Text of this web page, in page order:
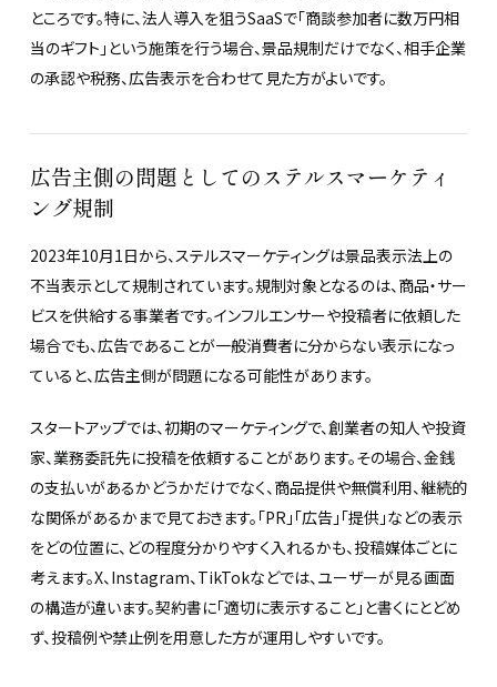
ところです。特に、法人導入を狙うSaaSで「商談参加者に数万円相
当のギフト」という施策を行う場合、景品規制だけでなく、相手企業
の承認や税務、広告表示を合わせて見た方がよいです。
広告主側の問題としてのステルスマーケティ
ング規制
2023年10月1日から、ステルスマーケティングは景品表示法上の
不当表示として規制されています。規制対象となるのは、商品・サー
ビスを供給する事業者です。インフルエンサーや投稿者に依頼した
場合でも、広告であることが一般消費者に分からない表示になっ
ていると、広告主側が問題になる可能性があります。
スタートアップでは、初期のマーケティングで、創業者の知人や投資
家、業務委託先に投稿を依頼することがあります。その場合、金銭
の支払いがあるかどうかだけでなく、商品提供や無償利用、継続的
な関係があるかまで見ておきます。「PR」「広告」「提供」などの表示
をどの位置に、どの程度分かりやすく入れるかも、投稿媒体ごとに
考えます。X、Instagram、TikTokなどでは、ユーザーが見る画面
の構造が違います。契約書に「適切に表示すること」と書くにとどめ
ず、投稿例や禁止例を用意した方が運用しやすいです。